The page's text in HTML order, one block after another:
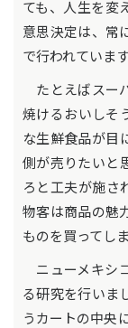
ても、人生を変
意思決定は、常
で行われています
たとえばスー
焼けるおいしそ
な生鮮食品が目
側が売りたいと
ろと工夫が施さ
物客は商品の魅
ものを買ってし
ニューメキシ
る研究を行いま
うカートの中央